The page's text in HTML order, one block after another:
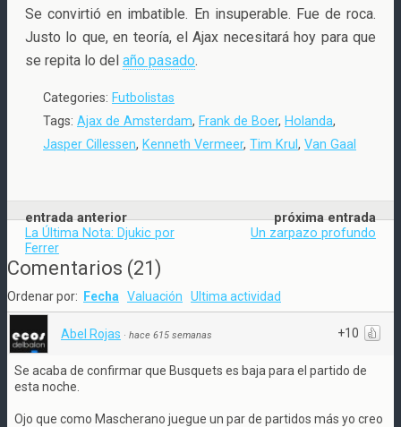
Se convirtió en imbatible. En insuperable. Fue de roca.
Justo lo que, en teoría, el Ajax necesitará hoy para que
se repita lo del año pasado.
Categories: Futbolistas
Tags: Ajax de Amsterdam, Frank de Boer, Holanda,
Jasper Cillessen, Kenneth Vermeer, Tim Krul , Van Gaal
entrada anterior
La Última Nota: Djukic por
Ferrer
próxima entrada
Un zarpazo profundo
Comentarios (21)
Ordenar por: Fecha Valuación Ultima actividad
+10
Abel Rojas · hace 615 semanas
Se acaba de confirmar que Busquets es baja para el partido de
esta noche.
Ojo que como Mascherano juegue un par de partidos más yo creo